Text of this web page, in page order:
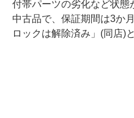
付帯パーツの劣化など状態
中古品で、保証期間は3か
ロックは解除済み」(同店)